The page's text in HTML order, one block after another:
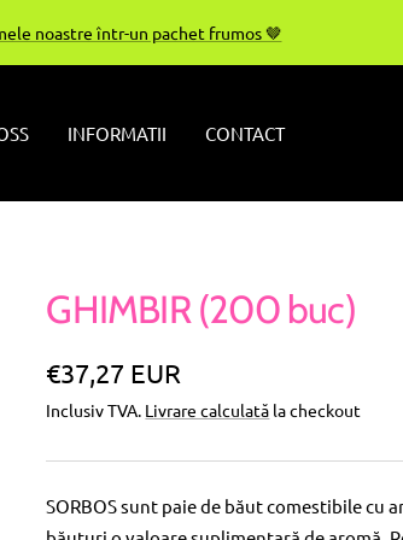
noastre într-un pachet frumos 🤎
INFORMATII CONTACT
GHIMBIR (200 buc)
Pret
special
€37,27 EUR
Inclusiv TVA. Livrare calculată la checkout
SORBOS sunt paie de băut comestibile cu